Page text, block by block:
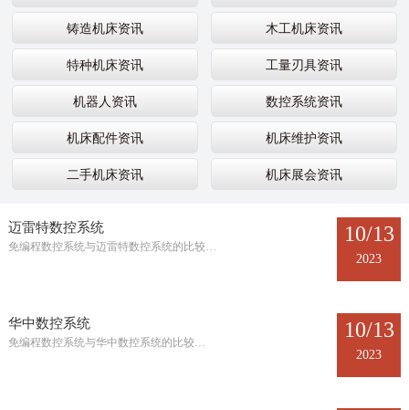
铸造机床资讯 木工机床资讯
特种机床资讯 工量刃具资讯
机器人资讯 数控系统资讯
机床配件资讯 机床维护资讯
二手机床资讯 机床展会资讯
迈雷特数控系统
免编程数控系统与迈雷特数控系统的比较…
10/13
2023
华中数控系统
免编程数控系统与华中数控系统的比较…
10/13
2023